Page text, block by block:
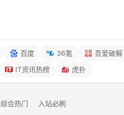
百度 36氪 吾爱破解
IT资讯热榜 虎扑
综合热门 入站必刷